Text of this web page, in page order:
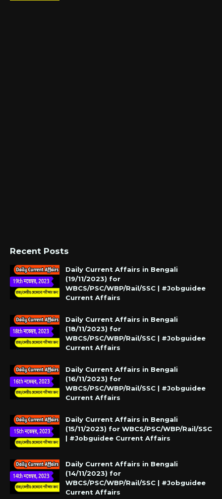
Recent Posts
Daily Current Affairs in Bengali
(19/11/2023) for
WBCS/PSC/WBP/Rail/SSC | #Jobguidee
Current Affairs
Daily Current Affairs in Bengali
(18/11/2023) for
WBCS/PSC/WBP/Rail/SSC | #Jobguidee
Current Affairs
Daily Current Affairs in Bengali
(16/11/2023) for
WBCS/PSC/WBP/Rail/SSC | #Jobguidee
Current Affairs
Daily Current Affairs in Bengali
(15/11/2023) for WBCS/PSC/WBP/Rail/SSC
| #Jobguidee Current Affairs
Daily Current Affairs in Bengali
(14/11/2023) for
WBCS/PSC/WBP/Rail/SSC | #Jobguidee
Current Affairs